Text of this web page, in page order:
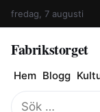
fredag, 7 augusti
Fabrikstorget
Hem Blogg
Sök